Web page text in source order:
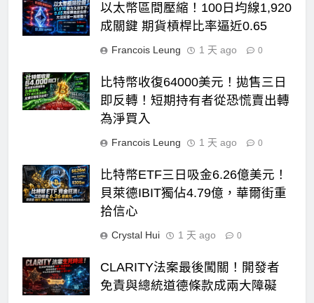
以太幣區間壓縮！100日均線1,920
成關鍵 期貨槓桿比率逼近0.65
Francois Leung 1 天 ago 0
比特幣收復64000美元！拋售三日
即反轉！短期持有者從恐慌賣出轉
為淨買入
Francois Leung 1 天 ago 0
比特幣ETF三日吸金6.26億美元！
貝萊德IBIT獨佔4.79億，華爾街重
拾信心
Crystal Hui 1 天 ago 0
CLARITY法案最後闖關！開發者
免責與總統道德條款成兩大障礙